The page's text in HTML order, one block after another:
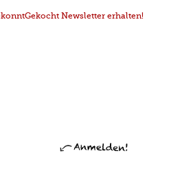
Newsletter erhalten!